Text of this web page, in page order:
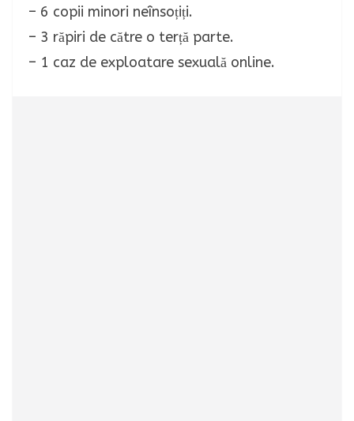
– 6 copii minori neînsoțiți.
– 3 răpiri de către o terță parte.
– 1 caz de exploatare sexuală online.